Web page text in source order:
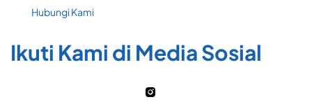
Hubungi Kami
Ikuti Kami di Media Sosial